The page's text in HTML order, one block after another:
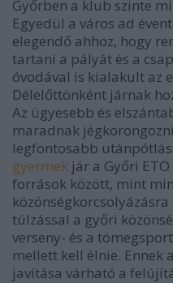
Győrben a klub szinte
Egyedül a város ad
elegendő ahhoz, hogy
tartani a pályát és a
óvodával is kialakult az
Délelőttönként járnak
Az ügyesebb és
maradnak
legfontosabb
gyermek jár a Győri
források között, mint
túlzással a győri
verseny- és a
mellett kell élnie. Ennek
javítása várható a